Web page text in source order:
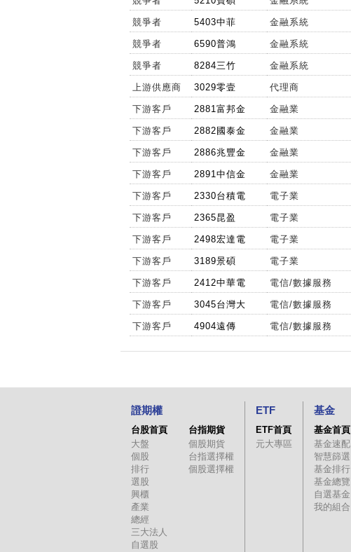
競爭者 5403中菲 金融系統
競爭者 6590普鴻 金融系統
競爭者 8284三竹 金融系統
上游供應商 3029零壹 代理商
下游客戶 2881富邦金 金融業
下游客戶 2882國泰金 金融業
下游客戶 2886兆豐金 金融業
下游客戶 2891中信金 金融業
下游客戶 2330台積電 電子業
下游客戶 2365昆盈 電子業
下游客戶 2498宏達電 電子業
下游客戶 3189景碩 電子業
下游客戶 2412中華電 電信/數據服務
下游客戶 3045台灣大 電信/數據服務
下游客戶 4904遠傳 電信/數據服務
證期權
台股首頁
大盤
個股
排行
選股
興櫃
產業
總經
三大法人
自選股
台指期貨
個股期貨
台指選擇權
個股選擇權
ETF
ETF首頁
元大專區
基金
基金首頁
基金速配
智慧篩選
基金排行
基金總覽
自選基金
我的組合